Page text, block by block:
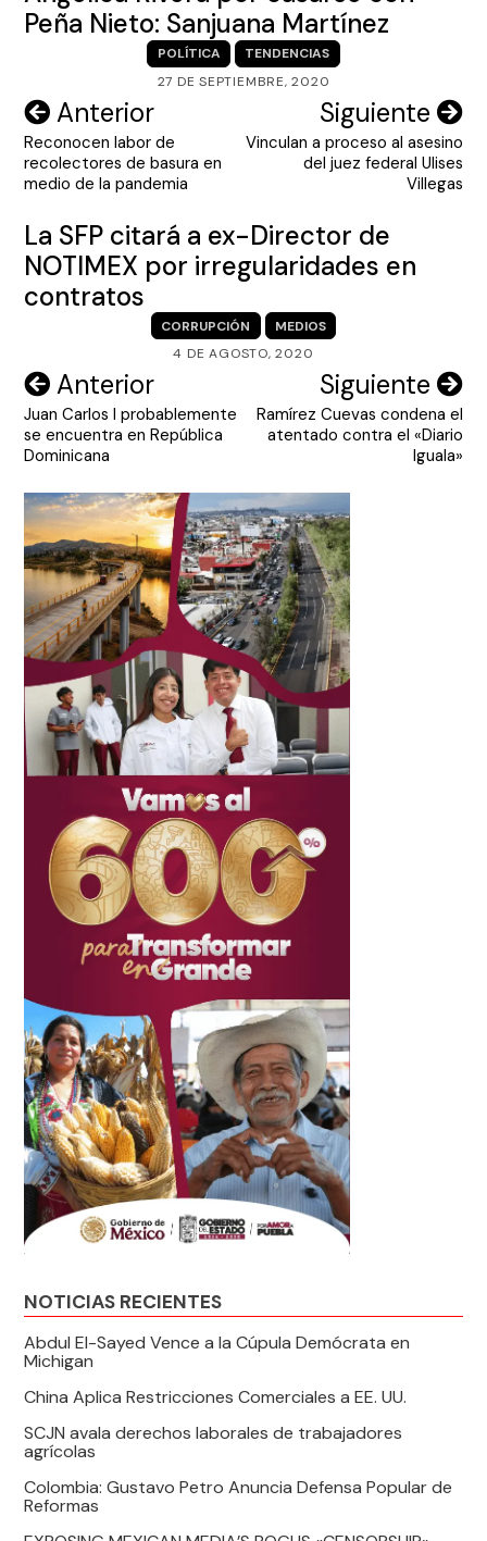
Peña Nieto: Sanjuana Martínez
POLÍTICA
TENDENCIAS
27 DE SEPTIEMBRE, 2020
Navegación
de
entradas
Anterior
Reconocen labor de
recolectores de basura en
medio de la pandemia
Siguiente
Vinculan a proceso al asesino
del juez federal Ulises
Villegas
La SFP citará a ex-Director de
NOTIMEX por irregularidades en
contratos
CORRUPCIÓN
MEDIOS
4 DE AGOSTO, 2020
Navegación
de
entradas
Anterior
Juan Carlos I probablemente
se encuentra en República
Dominicana
Siguiente
Ramírez Cuevas condena el
atentado contra el «Diario
Iguala»
NOTICIAS RECIENTES
Abdul El-Sayed Vence a la Cúpula Demócrata en
Michigan
China Aplica Restricciones Comerciales a EE. UU.
SCJN avala derechos laborales de trabajadores
agrícolas
Colombia: Gustavo Petro Anuncia Defensa Popular de
Reformas